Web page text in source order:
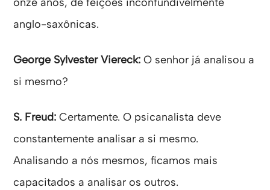
anglo-saxônicas.
George Sylvester Viereck: O senhor já analisou a
si mesmo?
S. Freud: Certamente. O psicanalista deve
constantemente analisar a si mesmo.
Analisando a nós mesmos, ficamos mais
capacitados a analisar os outros.